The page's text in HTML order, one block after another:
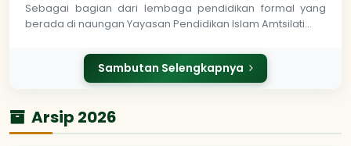
Sebagai bagian dari lembaga pendidikan formal yang
berada di naungan Yayasan Pendidikan Islam Amtsilati…
Sambutan Selengkapnya
Arsip 2026